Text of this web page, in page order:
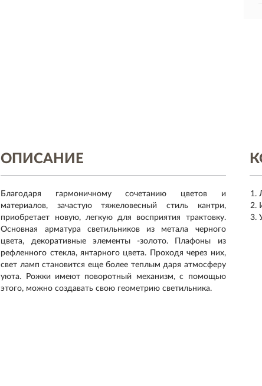
ОПИСАНИЕ
Благодаря гармоничному сочетанию цветов и
материалов, зачастую тяжеловесный стиль кантри,
приобретает новую, легкую для восприятия трактовку.
Основная арматура светильников из метала черного
цвета, декоративные элементы -золото. Плафоны из
рефленного стекла, янтарного цвета. Проходя через них,
свет ламп становится еще более теплым даря атмосферу
уюта. Рожки имеют поворотный механизм, с помощью
этого, можно создавать свою геометрию светильника.